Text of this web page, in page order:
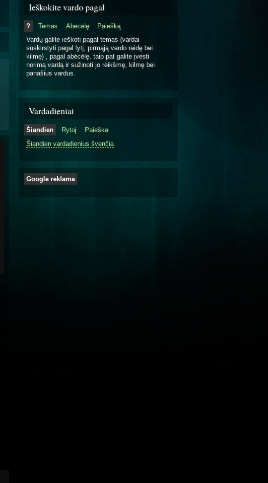
Ieškokite vardo pagal
? Temas Abėcėlę
Paiešką
Vardų galite ieškoti pagal temas (vardai
suskirstyti pagal lytį, pirmąją vardo raidę bei
kilmę) , pagal abėcėlę, taip pat galite įvesti
norimą vardą ir sužinoti jo reikšmę, kilmę bei
panašius vardus.
Vardadieniai
Šiandien Rytoj
Paieška
Šiandien vardadienius švenčia
Google reklama